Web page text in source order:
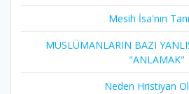
Mesih İsa'nın
MÜSLÜMANLARIN BAZI
"ANLAMAK"
Neden Hristiyan